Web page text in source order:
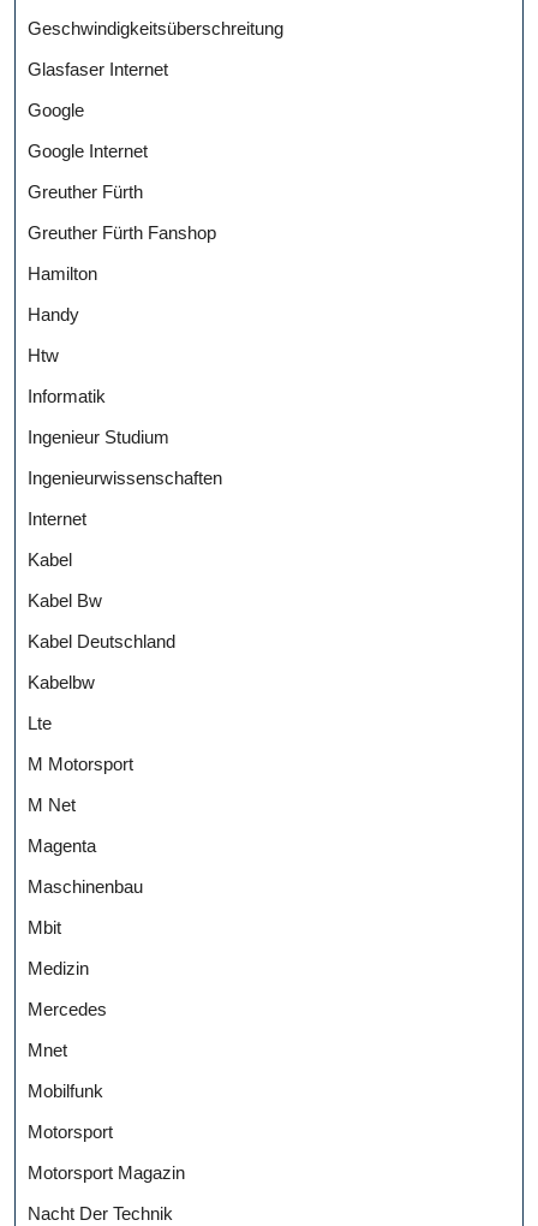
Geschwindigkeitsüberschreitung
Glasfaser Internet
Google
Google Internet
Greuther Fürth
Greuther Fürth Fanshop
Hamilton
Handy
Htw
Informatik
Ingenieur Studium
Ingenieurwissenschaften
Internet
Kabel
Kabel Bw
Kabel Deutschland
Kabelbw
Lte
M Motorsport
M Net
Magenta
Maschinenbau
Mbit
Medizin
Mercedes
Mnet
Mobilfunk
Motorsport
Motorsport Magazin
Nacht Der Technik